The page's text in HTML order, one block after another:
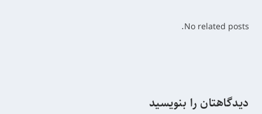
No related posts.
دیدگاهتان را بنویسید